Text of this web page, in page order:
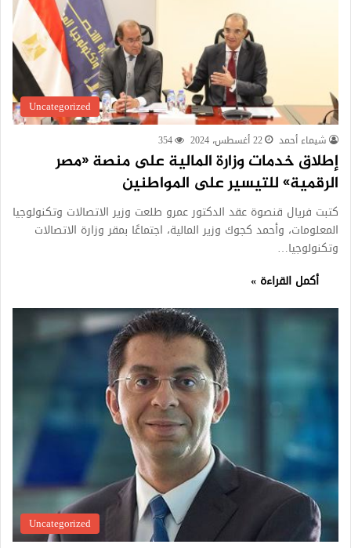
Uncategorized
شيماء أحمد 22 أغسطس، 2024 354
إطلاق خدمات وزارة المالية على منصة «مصر
الرقمية» للتيسير على المواطنين
كتبت فريال قنصوة عقد الدكتور عمرو طلعت وزير الاتصالات وتكنولوجيا
المعلومات، وأحمد كجوك وزير المالية، اجتماعًا بمقر وزارة الاتصالات
وتكنولوجيا…
أكمل القراءة »
Uncategorized